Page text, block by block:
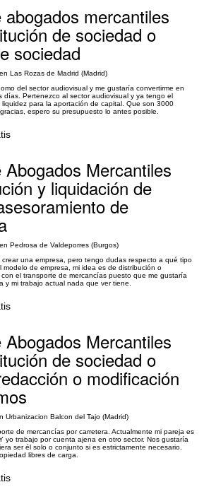
mercantiles
de sociedad o
sociedad
Las Rozas de Madrid (Madrid)
del sector audiovisual y me gustaría convertirme en
días. Pertenezco al sector audiovisual y ya tengo el
para la aportación de capital. Que son 3000
espero su presupuesto lo antes posible.
Mercantiles
y liquidación de
de
Pedrosa de Valdeporres (Burgos)
una empresa, pero tengo dudas respecto a qué tipo
modelo de empresa, mi idea es de distribución o
el transporte de mercancías puesto que me gustaría
y mi trabajo actual nada que ver tiene.
Mercantiles
de sociedad o
o modificación
Urbanizacion Balcon del Tajo (Madrid)
de mercancías por carretera. Actualmente mi pareja es
yo trabajo por cuenta ajena en otro sector. Nos gustaría
ser él solo o conjunto si es estrictamente necesario.
libres de carga.